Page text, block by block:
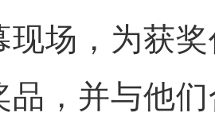
，为获奖
品，并与他